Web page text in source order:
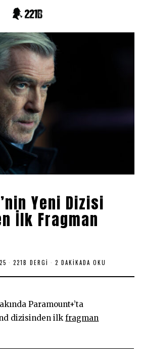
Yeni Dizisi
İlk Fragman
0
.
.
2
0
2
221B DERGI 2 DAKIKADA OKU
Paramount+’ta
dizisinden ilkfragman